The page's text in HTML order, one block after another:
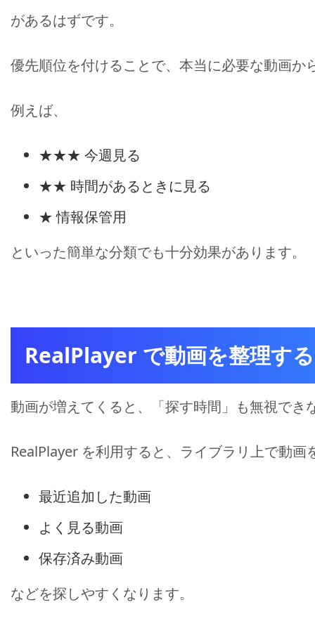
があるはずです。
優先順位を付けることで、本当に必要な動画か
例えば、
★★★ 今週見る
★★ 時間があるときに見る
★ 情報保管用
といった簡単な分類でも十分効果があります。
RealPlayer で動画を整理する
動画が増えてくると、「探す時間」も無視でき
RealPlayer を利用すると、ライブラリ上で動
最近追加した動画
よく見る動画
保存済み動画
などを探しやすくなります。